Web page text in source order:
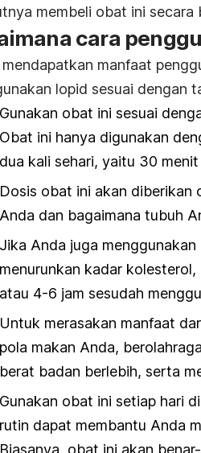
membeli obat ini secara
cara
manfaat
lopid sesuai dengan
Gunakan obat ini sesuai
Obat ini hanya digunakan
dua kali sehari, yaitu 30
Dosis obat ini akan diberikan
Anda dan bagaimana tubuh
Jika Anda juga
menurunkan kadar
atau 4-6 jam sesudah
Untuk merasakan manfaat
pola makan Anda,
berat badan berlebih, serta
Gunakan obat ini setiap hari
rutin dapat membantu Anda